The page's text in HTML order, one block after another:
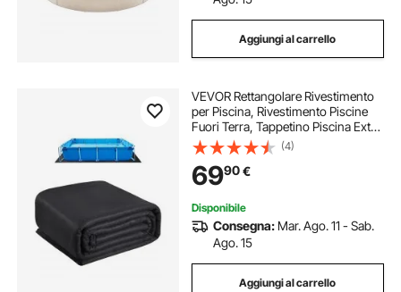
Aggiungi al carrello
VEVOR Rettangolare Rivestimento
per Piscina, Rivestimento Piscine
Fuori Terra, Tappetino Piscina Extra
Spesso, Materiale Tessuto Durevoli
Sottofondo, 488 x 975 cm 180 g/m²
Nero 8,7 kg
(4)
6990€
Disponibile
Consegna: Mar. Ago. 11 - Sab.
Ago. 15
Aggiungi al carrello